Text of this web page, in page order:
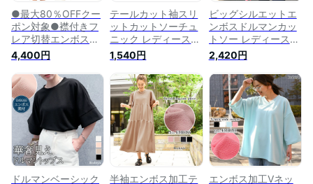
●最大80％OFFクー
ポン対象●襟付きフ
レア切替エンボスロ
ングワンピース レデ
ィース 春 夏 7分袖 5
分袖 長袖 速乾 ロン
グ丈 マキシ丈 ゆっ
たり 大きめ きれい
め 可愛い 体型カバ
ー マタニティ 楽ち
ん イージーケア 軽
量 Iライン
4,400円
テールカット袖スリ
ットカットソーチュ
ニック レディース
トップス 大人 かわ
いい ワンピース 半
袖 夏 大きいサイズ
ゆったり 大きめ 5分
袖 五分袖 体型カバ
ー Tシャツ ティーシ
ャツ 無地 カジュア
ル 薄手 メール便
1,540円
ビッグシルエットエ
ンボスドルマンカッ
トソー レディース
トップス 夏 半袖 速
乾 Tシャツ チュニッ
ク 大きめ 大きいサ
イズ ゆったり 5分袖
7分袖 シンプル 無地
体型カバー イージー
ケア カジュアル ラ
フ メール便
2,420円
ドルマンベーシック
半袖エンボス加工テ
エンボス加工Vネッ